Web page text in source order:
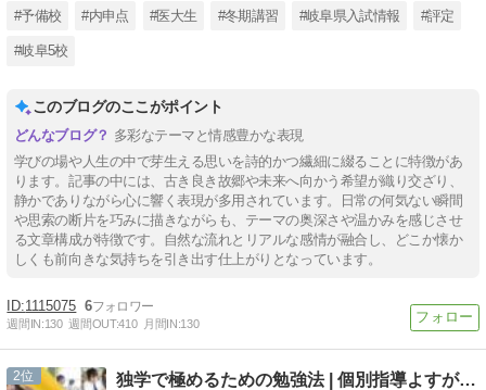
#予備校 #内申点 #医大生 #冬期講習 #岐阜県入試情報 #評定
#岐阜5校
このブログのここがポイント
多彩なテーマと情感豊かな表現
学びの場や人生の中で芽生える思いを詩的かつ繊細に綴ることに特徴があ
ります。記事の中には、古き良き故郷や未来へ向かう希望が織り交ざり、
静かでありながら心に響く表現が多用されています。日常の何気ない瞬間
や思索の断片を巧みに描きながらも、テーマの奥深さや温かみを感じさせ
る文章構成が特徴です。自然な流れとリアルな感情が融合し、どこか懐か
しくも前向きな気持ちを引き出す仕上がりとなっています。
1115075 6
週間IN:130 週間OUT:410 月間IN:130
2 独学で極めるための勉強法 | 個別指導よすが学院